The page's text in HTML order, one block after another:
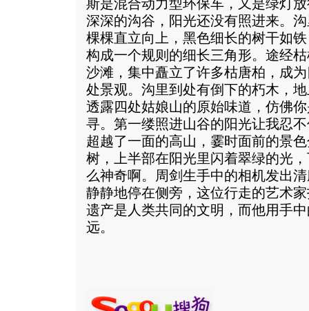
斯是混合动力型环保车，又是绿灯
深深的沟谷，阳光还没有照进来。
棵棵直立向上，黑色细长的树干如
构成一个规则的细长三角形。途经
沙滩，集中矗立了许多枯唐柏，成
处景观。沟里到处有倒下的朽木，
透露四处姑娘山的原始味道，仿佛
寻。第一缕照进山谷的阳光让我忍
超越了一面的高山，霎时面前的景
树，上半部在阳光里闪着翠绿的光
么神奇啊。周剑生手中的相机发出
静静地停在侧旁，这位行走的艺术
遗产是人类共同的文明，而他用手
远。